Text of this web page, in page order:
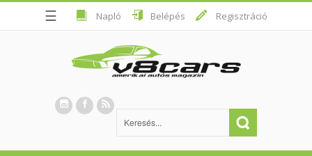
☰ Napló Belépés Regisztráció